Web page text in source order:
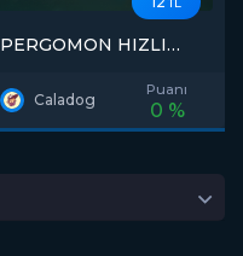
PERGOMON HIZLI
Caladog
Puanı
0 %